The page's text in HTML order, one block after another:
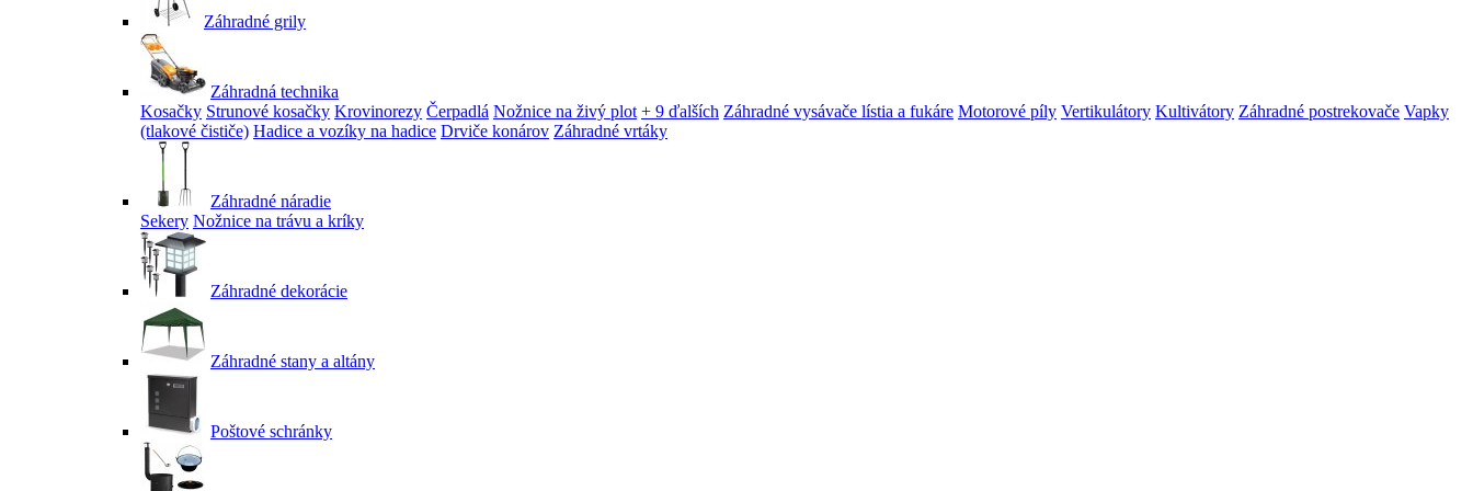
Záhradné grily
Záhradná technika
Kosačky Strunové kosačky Krovinorezy Čerpadlá Nožnice na živý plot + 9 ďalších Záhradné vysávače lístia a fukáre Motorové píly Vertikulátory Kultivátory Záhradné postrekovače Vapky
(tlakové čističe) Hadice a vozíky na hadice Drviče konárov Záhradné vrtáky
Záhradné náradie
Sekery Nožnice na trávu a kríky
Záhradné dekorácie
Záhradné stany a altány
Poštové schránky